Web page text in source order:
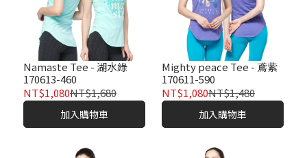
Namaste Tee - 湖水綠
170613-460
NT$1,080NT$1,680
加入購物車
Mighty peace Tee - 鳶紫
170611-590
NT$1,080NT$1,480
加入購物車